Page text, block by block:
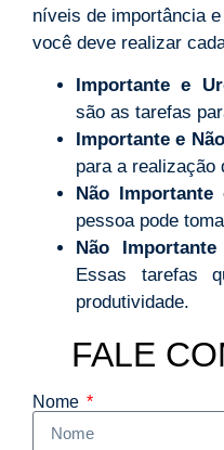
níveis de importância
você deve realizar
Importante e
são as tarefas
Importante e
para a realização
Não Importante
pessoa pode
Não
Essas tarefas
produtividade.
FALE
Nome